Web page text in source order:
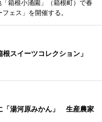
箱根小涌園」（箱根町）で春
ェス」を開催する。
根スイーツコレクション」
「湯河原みかん」 生産農家